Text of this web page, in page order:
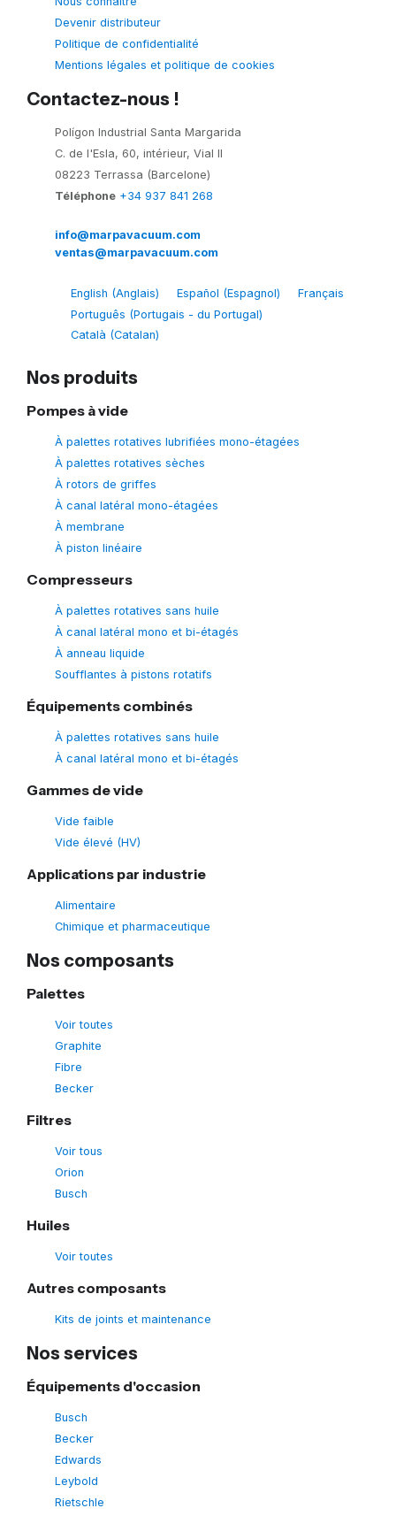
Devenir distributeur
Politique de confidentialité
Mentions légales et politique de cookies
Contactez-nous !
Polígon Industrial Santa Margarida
C. de l'Esla, 60, intérieur, Vial II
08223 Terrassa (Barcelone)
Téléphone +34 937 841 268
info@marpavacuum.com
ventas@marpavacuum.com
English (Anglais) Español (Espagnol)
Français
Português (Portugais - du Portugal)
Català (Catalan)
Nos produits
Pompes à vide
À palettes rotatives lubrifiées mono-étagées
À palettes rotatives sèches
À rotors de griffes
À canal latéral mono-étagées
À membrane
À piston linéaire
Compresseurs
À palettes rotatives sans huile
À canal latéral mono et bi-étagés
À anneau liquide
Soufflantes à pistons rotatifs
Équipements combinés
À palettes rotatives sans huile
À canal latéral mono et bi-étagés
Gammes de vide
Vide faible
Vide élevé (HV)
Applications par industrie
Alimentaire
Chimique et pharmaceutique
Nos composants
Palettes
Voir toutes
Graphite
Fibre
Becker
Filtres
Voir tous
Orion
Busch
Huiles
Voir toutes
Autres composants
Kits de joints et maintenance
Nos services
Équipements d'occasion
Busch
Becker
Edwards
Leybold
Rietschle